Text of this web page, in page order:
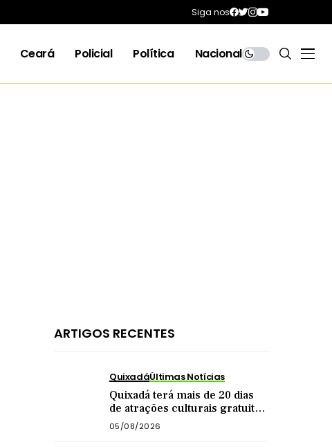
Siga nos
Ceará Policial Política Nacional
ARTIGOS RECENTES
QuixadáÚltimas Notícias
Quixadá terá mais de 20 dias
de atrações culturais gratuitas
em agosto
05/08/2026